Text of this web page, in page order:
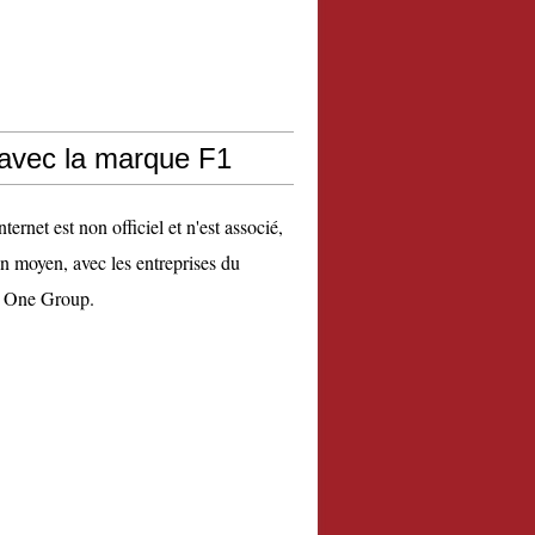
la marque F1
est non officiel et n'est associé,
moyen, avec les entreprises du
Group.